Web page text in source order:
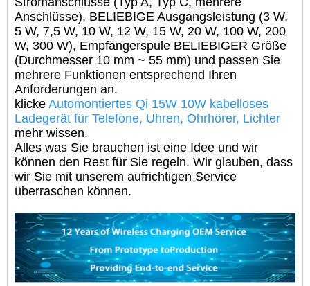
Anschlüsse), BELIEBIGE Ausgangsleistung (3 W,
5 W, 7,5 W, 10 W, 12 W, 15 W, 20 W, 100 W, 200
W, 300 W), Empfängerspule BELIEBIGER Größe
(Durchmesser 10 mm ~ 55 mm) und passen Sie
mehrere Funktionen entsprechend Ihren
Anforderungen an.
klicke Automontiertes Qi 15W 10W kabelloses
Ladegerät für Telefone, Uhren, Ohrhörer, Lichter
mehr wissen.
Alles was Sie brauchen ist eine Idee und wir
können den Rest für Sie regeln. Wir glauben, dass
wir Sie mit unserem aufrichtigen Service
überraschen können.